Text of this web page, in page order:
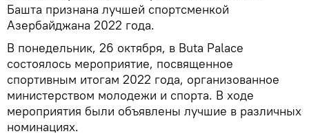
Башта признана лучшей спортсменкой
Азербайджана 2022 года.
В понедельник, 26 октября, в Buta Palace
состоялось мероприятие, посвященное
спортивным итогам 2022 года, организованное
министерством молодежи и спорта. В ходе
мероприятия были объявлены лучшие в различных
номинациях.